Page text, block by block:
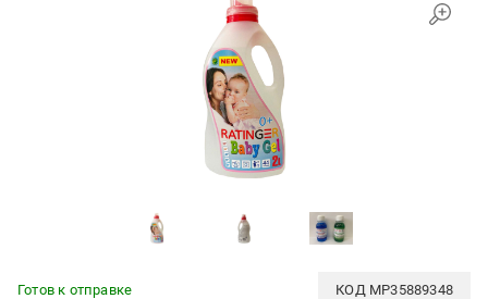
Готов к отправке КОД MP35889348